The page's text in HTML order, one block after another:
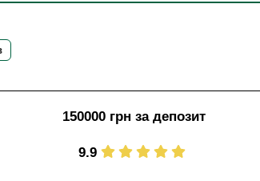
150000 грн за депозит
9.9